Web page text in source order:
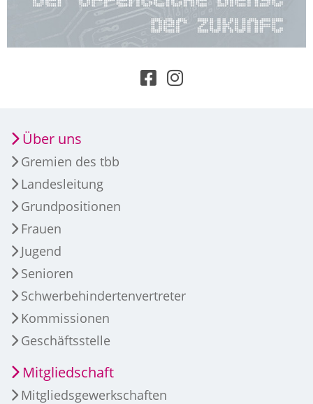
Über uns
Gremien des tbb
Landesleitung
Grundpositionen
Frauen
Jugend
Senioren
Schwerbehindertenvertreter
Kommissionen
Geschäftsstelle
Mitgliedschaft
Mitgliedsgewerkschaften